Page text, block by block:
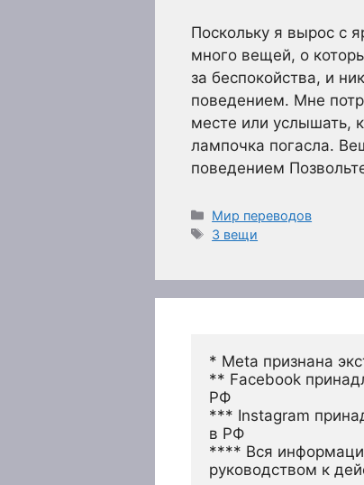
Поскольку я вырос с
много вещей, о
за беспокойства, и
поведением. Мне
месте или услышать,
лампочка погасла.
поведением
Рубрики
Мир переводов
Метки
3 вещи
* Meta признана
** Facebook
РФ
*** Instagram
в РФ
**** Вся
руководством к